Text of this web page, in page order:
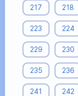
217 218
223 224
229 230
235 236
241 242